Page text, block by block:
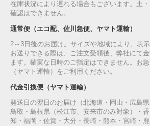
在庫状況により遅れる場合もございます。土
確認はできません。
通常便（エコ配、佐川急便、ヤマト運輸）
2～3日後のお届け。サイズや地域により、表
お送りできる際は、ご注文受領後、弊社にて
ます。確実な日時のご指定はできません。お
（ヤマト運輸）をご利用ください。
代金引換便（ヤマト運輸）
発送日の翌日のお届け（北海道・岡山・広島
鳥取・島根県（松江市、安来市のみ対象）・
知・福岡・佐賀・大分・長崎・熊本・宮崎・